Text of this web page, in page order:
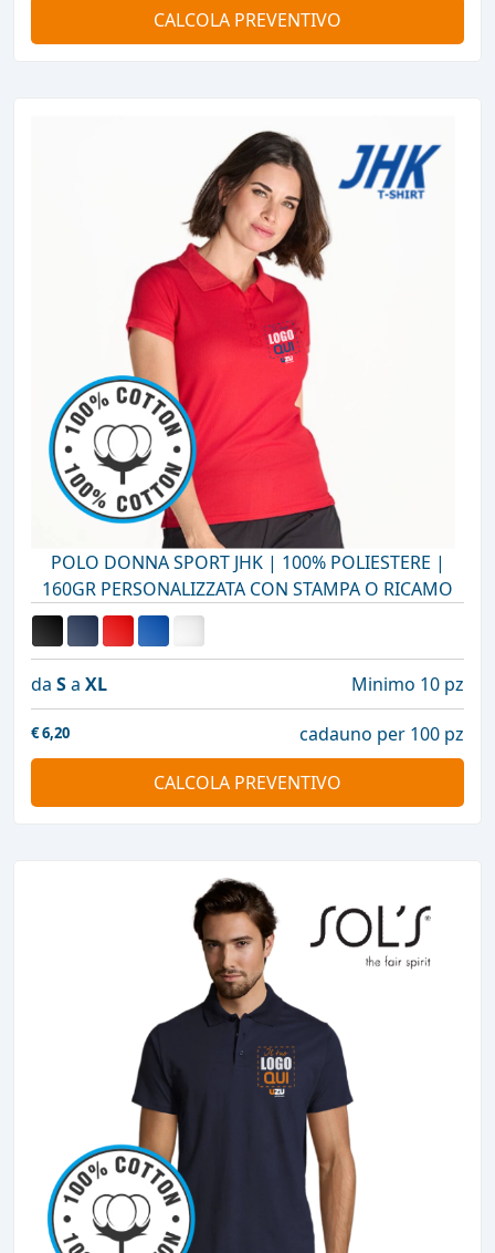
CALCOLA PREVENTIVO
POLO DONNA SPORT JHK | 100% POLIESTERE |
160GR PERSONALIZZATA CON STAMPA O RICAMO
da Sa XL Minimo 10 pz
€6,20
cadauno per 100 pz
CALCOLA PREVENTIVO